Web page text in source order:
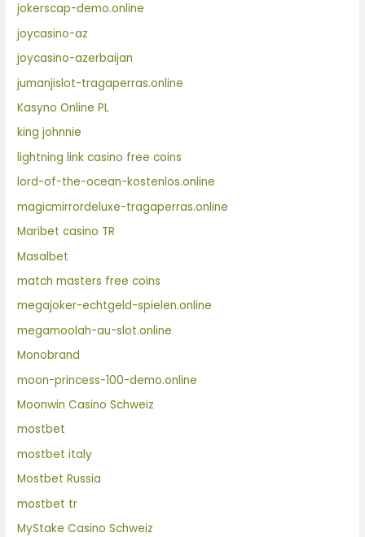
jokerscap-demo.online
joycasino-az
joycasino-azerbaijan
jumanjislot-tragaperras.online
Kasyno Online PL
king johnnie
lightning link casino free coins
lord-of-the-ocean-kostenlos.online
magicmirrordeluxe-tragaperras.online
Maribet casino TR
Masalbet
match masters free coins
megajoker-echtgeld-spielen.online
megamoolah-au-slot.online
Monobrand
moon-princess-100-demo.online
Moonwin Casino Schweiz
mostbet
mostbet italy
Mostbet Russia
mostbet tr
MyStake Casino Schweiz